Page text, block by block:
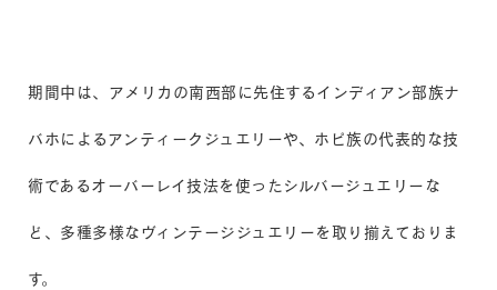
期間中は、アメリカの南西部に先住するインディアン部族ナ
バホによるアンティークジュエリーや、ホピ族の代表的な技
術であるオーバーレイ技法を使ったシルバージュエリーな
ど、多種多様なヴィンテージジュエリーを取り揃えておりま
す。